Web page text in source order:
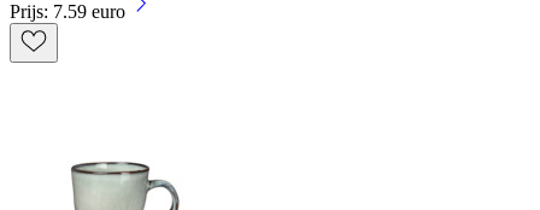
Prijs: 7.59 euro